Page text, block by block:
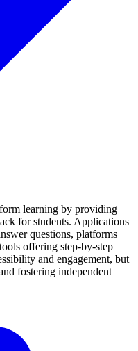
learning by providing
for students. Applications
questions, platforms
offering step-by-step
and engagement, but
fostering independent